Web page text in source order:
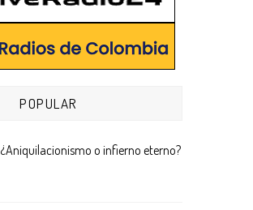
POPULAR
¿Aniquilacionismo o infierno eterno?